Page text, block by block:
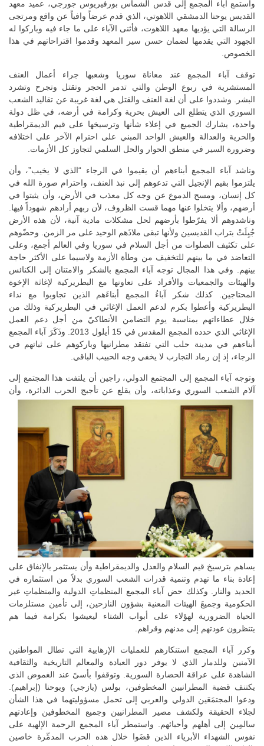
واستمع آباء المجمع إلى قدس الشماس بورفيريوس جورجي، عميد معهد
القديس يوحنا الدمشقي اللاهوتي، الذي قدم عرضاً وافياً عن واقع ومرتجى
الرسالة التي يؤديها معهد اللاهوت، فأثنى الآباء على ما جاء فيه وباركوا له
الجهود التي يقدمها لضمان حسن سير المعهد وقدموا اقتراحاتهم في هذا
الخصوص.
توقف آباء المجمع عند معاناة سوريا وشعبها جراء أعمال العنف
المستشرية في ربوع الوطن والتي تدمر الحجر وتقتل وتجرح وتشرد
البشر. وشددوا على أن لغة العنف والقتل هي لغة غريبة عن تقاليد الشعب
السوري الذي يتطلع الى العيش بحرية وكرامة في أرضه، في ظل دولة
واحدة، يشارك الجميع في إعلاء شأنها وترسيخها على قيم الديمقراطية
والحرية والعدالة والعيش الواحد المبني على احترام الآخر على اختلافه
وضرورة السير في منطق الحوار والحل السلمي لتجاوز كل الأزمات.
وناشد آباء المجمع أبناءهم أن يقيموا في الرجاء “الذي لا يخيب”، وأن
يلتزموا بقيم الإنجيل التي تدعوهم إلى نبذ العنف، واحترام صورة الله في
كل إنسان، ومسح الدموع عن وجه كل معذب في الأرض، وأن يثبتوا في
أرضهم، وألا يتخلوا عنها مهما قست الظروف، لأن ربهم أرادهم شهوداً فيها.
وناشدوهم ألا يفرّطوا بأرضهم لحل مشكلات مادية آنية، لأن هذه الأرض
جُبِلَتْ بتراب القديسين ولأنها تبقى ملاذَهم الوحيد على مر الزمن. وحضّوهم
على تكثيف الصلوات من أجل السلام في سوريا وفي العالم أجمع، وعلى
التعاضد في ما بينهم للتخفيف من وطأة الأزمة ولاسيما على الأكثر حاجة
بينهم. وفي هذا المجال توجه آباء المجمع بالشكر والامتنان إلى الكنائس
والهيئات والجمعيات والأفراد على تعاونها مع البطريركية لإغاثة الإخوة
المحتاجين. كذلك شكر آباءُ المجمع أبناءَهم الذين تجاوبوا مع نداء
البطريركية وأعطوا بكرم لدعم العمل الإغاثي في البطريركية وذلك من
خلال عطاءاتهم بمناسبة يوم التضامن الأنطاكيّ من أجل دعم العمل
الإغاثي الذي حدده المجمع المقدس في 15 أيلول 2013. وذَكَرَ آباء المجمع
أبناءهم في مدينة حلب التي تفتقد مطرانيها وباركوهم على ثباتهم في
الرجاء، إذ إن رماد التجارب لا يخفي وجه الحبيب الباقي.
وتوجه آباء المجمع إلى المجتمع الدولي، راجين أن يلتفت هذا المجتمع إلى
آلام الشعب السوري وعذاباته، وأن يقلع عن تأجيج الحرب الدائرة، وأن
يساهم بترسيخ قيم السلام والعدل والديمقراطية وأن يستثمر بالإنفاق على
إعادة بناء ما تهدم وتنمية قدرات الشعب السوري بدلاً من استثماره في
الحديد والنار. وكذلك حض آباء المجمع المنظماتِ الدولية والمنظماتِ غير
الحكومية وجميعَ الهيئات المعنية بشؤون النازحين، إلى تأمين مستلزمات
الحياة الضرورية لهؤلاء على أبواب الشتاء ليعيشوا بكرامة فيما هم
يتنظرون عودتهم إلى مدنهم وقراهم.
وكرر آباء المجمع استنكارهم للعمليات الإرهابية التي تطال المواطنين
الآمنين وللدمار الذي لا يوفر دور العبادة والمعالم التاريخية والثقافية
الشاهدة على عراقة الحضارة السورية. وتوقفوا بأسىً عند الغموض الذي
يكتنف قضية المطرانيين المخطوفين، بولس (يازجي) ويوحنا (إبراهيم).
ودعوا المجتمَعَين الدولي والعربي إلى تحمل مسؤوليتهما في هذا الشأن
لجلاء الحقيقة ولكشف مصير المطرانيين وجميع المخطوفين وإعادتهم
سالمِين إلى أهلهم وأحبائهم. واستمطر آباء المجمع الرحمة الإلهية على
نفوس الشهداء الأبرياء الذين قضَوا خلال هذه الحرب المدمِّرة خاصين